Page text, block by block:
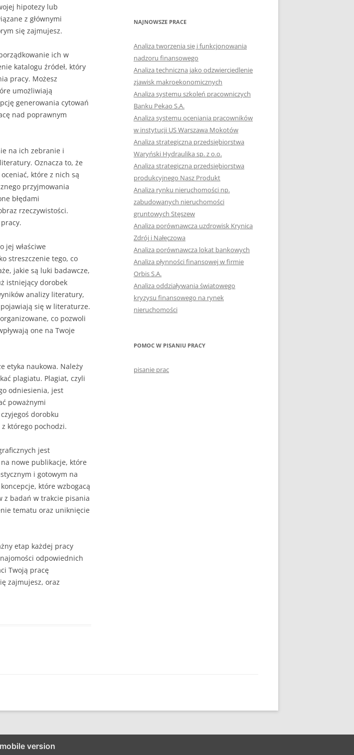
hipotezy lub
z głównymi
się zajmujesz.
ich w
katalogu źródeł, który
pracy. Możesz
umożliwiają
generowania cytowań
nad poprawnym
na ich zebranie i
Oznacza to, że
które z nich są
przyjmowania
błędami
rzeczywistości.
jej właściwe
streszczenie tego, co
jakie są luki badawcze,
istniejący dorobek
analizy literatury,
się w literaturze.
co pozwoli
one na Twoje
etyka naukowa. Należy
plagiatu. Plagiat, czyli
odniesienia, jest
poważnymi
dorobku
którego pochodzi.
jest
nowe publikacje, które
i gotowym na
które wzbogacą
z badań w trakcie pisania
tematu oraz uniknięcie
etap każdej pracy
odpowiednich
Twoją pracę
zajmujesz, oraz
NAJNOWSZE PRACE
Analiza tworzenia się i funkcjonowania
nadzoru finansowego
Analiza techniczna jako odzwierciedlenie
zjawisk makroekonomicznych
Analiza systemu szkoleń pracowniczych
Banku Pekao S.A.
Analiza systemu oceniania pracowników
w instytucji US Warszawa Mokotów
Analiza strategiczna przedsiębiorstwa
Waryński Hydraulika sp. z o.o.
Analiza strategiczna przedsiębiorstwa
produkcyjnego Nasz Produkt
Analiza rynku nieruchomości np.
zabudowanych nieruchomości
gruntowych Stęszew
Analiza porównawcza uzdrowisk Krynica
Zdrój i Nałęczowa
Analiza porównawcza lokat bankowych
Analiza płynności finansowej w firmie
Orbis S.A.
Analiza oddziaływania światowego
kryzysu finansowego na rynek
nieruchomości
POMOC W PISANIU PRACY
pisanie prac
version